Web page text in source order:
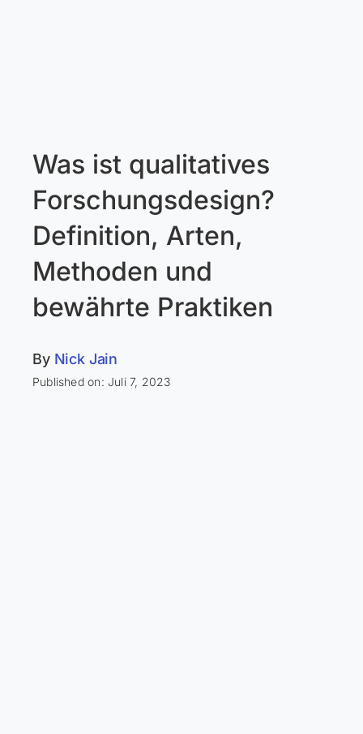
Was ist qualitatives
Forschungsdesign?
Definition, Arten,
Methoden und
bewährte Praktiken
By Nick Jain
Published on: Juli 7, 2023